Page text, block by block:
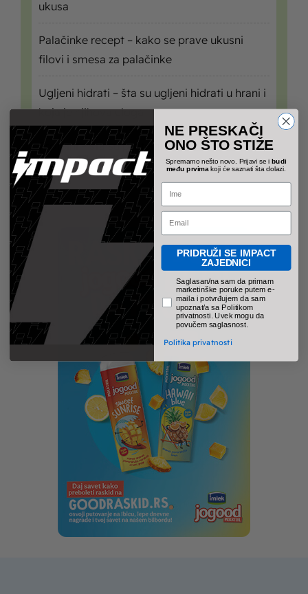
ukusa
Palačinke recept – kako se prave ukusni
filovi i smesa za palačinke
Ugljeni hidrati – šta su ugljeni hidrati u hrani i
koja je njihova uloga
Proteini – šta su proteini i zašto su važni za
organizam?
NE PRESKAČI
ONO ŠTO STIŽE
Spremamo nešto novo. Prijavi se ibudi
među prvima koji će saznati šta dolazi.
Name
Email
PRIDRUŽI SE IMPACT
ZAJEDNICI
pravno obavezno polje
Saglasan/na sam da primam
marketinške poruke putem e-
maila i potvrđujem da sam
upoznat/a sa Politikom
privatnosti. Uvek mogu da
povučem saglasnost.
Politika privatnosti